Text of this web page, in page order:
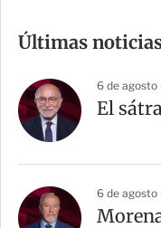
p
a
r
t
Últimas
6 de agosto
El
6 de agosto